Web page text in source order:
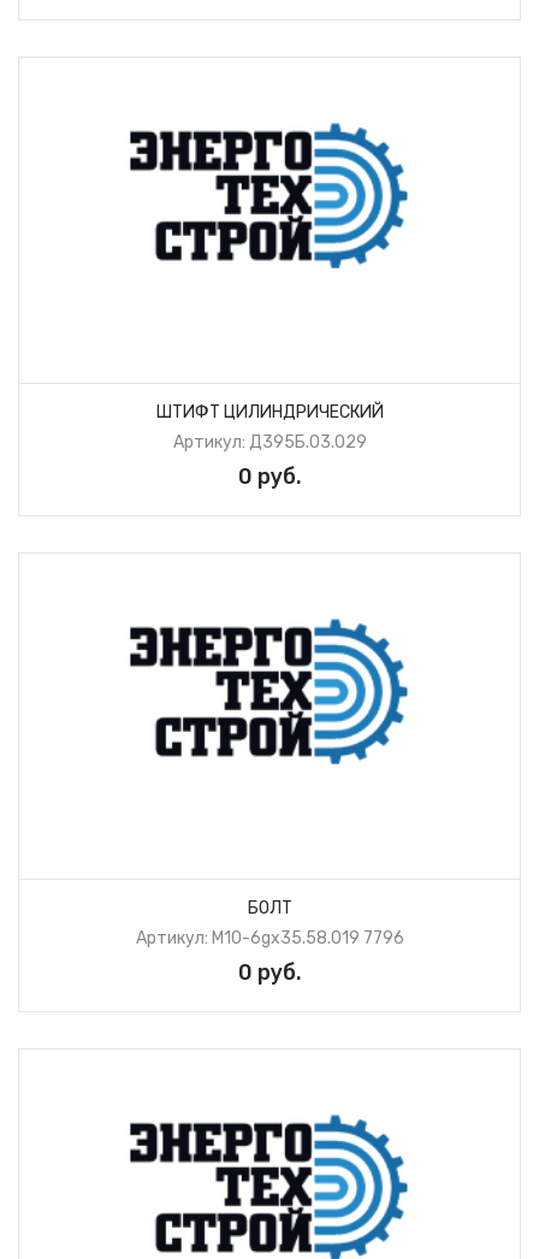
ШТИФТ ЦИЛИНДРИЧЕСКИЙ
Артикул: Д395Б.03.029
0 руб.
БОЛТ
Артикул: М10-6gх35.58.019 7796
0 руб.